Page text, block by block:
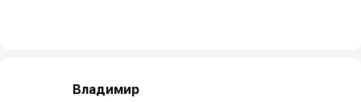
Владимир